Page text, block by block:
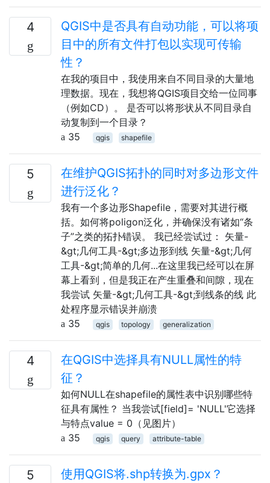
4
QGIS中是否具有自动功能，可以将项
目中的所有文件打包以实现可传输
性？
在我的项目中，我使用来自不同目录的大量地
理数据。现在，我想将QGIS项目交给一位同事
（例如CD）。 是否可以将形状从不同目录自
动复制到一个目录？
35
qgis shapefile
5
在维护QGIS拓扑的同时对多边形文件
进行泛化？
我有一个多边形Shapefile，需要对其进行概
括。如何将poligon泛化，并确保没有诸如“条
子”之类的拓扑错误。 我已经尝试过： 矢量-
&gt;几何工具-&gt;多边形到线 矢量-&gt;几何
工具-&gt;简单的几何...在这里我已经可以在屏
幕上看到，但是我正在产生重叠和间隙，现在
我尝试 矢量-&gt;几何工具-&gt;到线条的线 此
处程序显示错误并崩溃
35
qgis topology generalization
4
在QGIS中选择具有NULL属性的特
征？
如何NULL在shapefile的属性表中识别哪些特
征具有属性？ 当我尝试[field]= 'NULL'它选择
与特点value = 0（见图片）
35
qgis query attribute-table
5 使用QGIS将.shp转换为.gpx？